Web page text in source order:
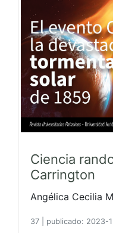
Ciencia
Carrington
Angélica Cecilia
37 publicado: 2023-